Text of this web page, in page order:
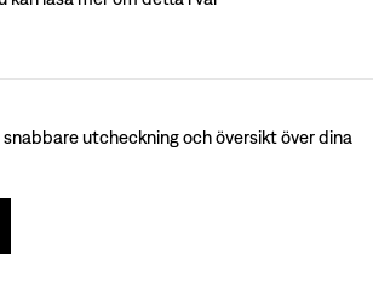
utcheckning och översikt över dina